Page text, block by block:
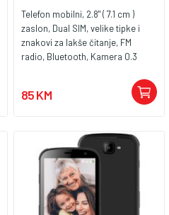
Telefon mobilni, 2.8" ( 7.1 cm )
zaslon, Dual SIM, velike tipke i
znakovi za lakše čitanje, FM
radio, Bluetooth, Kamera 0.3
85 KM